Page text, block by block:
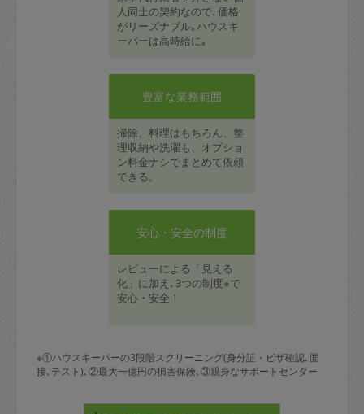
人同士の契約なので､価格
がリーズナブル｡ハウスキ
ーパーは高時給に｡
豊富な業務範囲
掃除、料理はもちろん、整
理収納や洗濯も、オプショ
ン料金ナシでまとめて依頼
できる。
安心・安全の制度
レビューによる「見える
化」に加え､3つの制度※で
安心・安全！
※①ハウスキーパーの3段階スクリーニング(身分証・ビザ確認､面
接､テスト)､②最大一億円の損害保険､③親身なサポートセンター